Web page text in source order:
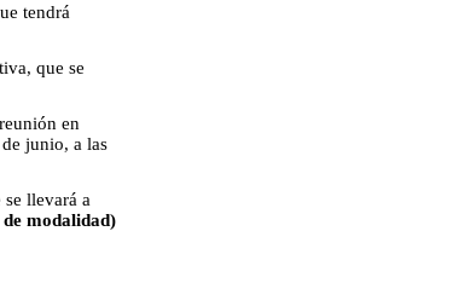
tendrá
que se
en
junio, a las
llevará a
modalidad)